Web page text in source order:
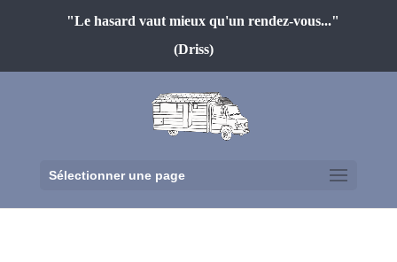
"Le hasard vaut mieux qu'un rendez-vous..."
(Driss)
Sélectionner une page